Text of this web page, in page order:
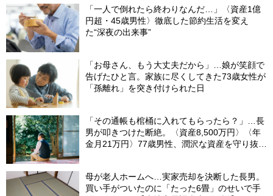
「一人で倒れたら終わりなんだ…」〈資産1億
円超・45歳男性〉徹底した節約生活を変え
た“深夜の出来事”
「お母さん、もう大丈夫だから」…娘が笑顔で
告げたひと言。家族に尽くしてきた73歳女性が
「孫離れ」を突き付けられた日
「その通帳も棺桶に入れてもらったら？」…長
男が叩きつけた断絶。〈資産8,500万円〉〈年
金月21万円〉77歳男性、潤沢な資産を守り抜い
母が老人ホームへ…実家売却を決断した長男。
買い手がついたのに「たった6畳」のせいで手